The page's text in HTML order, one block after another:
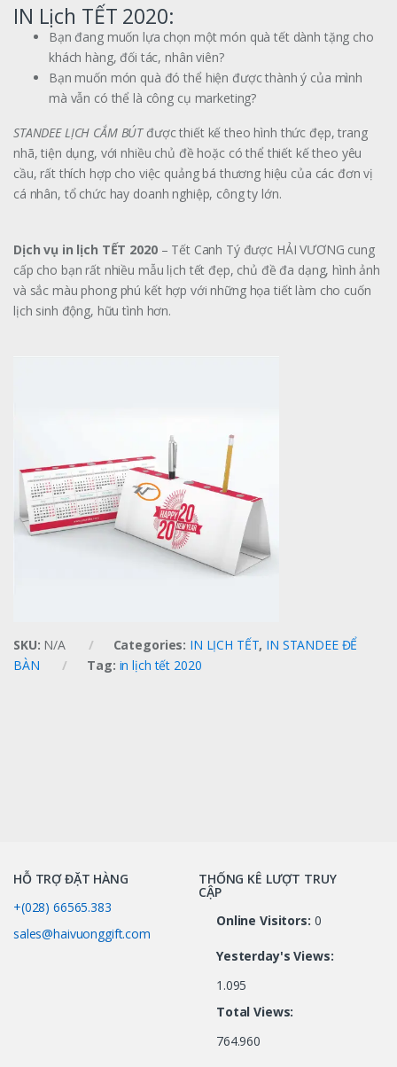
IN Lịch TẾT 2020:
Bạn đang muốn lựa chọn một món quà tết dành tặng cho
khách hàng, đối tác, nhân viên?
Bạn muốn món quà đó thể hiện được thành ý của mình
mà vẫn có thể là công cụ marketing?
STANDEE LỊCH CẮM BÚTđược thiết kế theo hình thức đẹp, trang
nhã, tiện dụng, với nhiều chủ đề hoặc có thể thiết kế theo yêu
cầu, rất thích hợp cho việc quảng bá thương hiệu của các đơn vị
cá nhân, tổ chức hay doanh nghiệp, công ty lớn.
Dịch vụ in lịch TẾT 2020– Tết Canh Tý được HẢI VƯƠNG cung
cấp cho bạn rất nhiều mẫu lịch tết đẹp, chủ đề đa dạng, hình ảnh
và sắc màu phong phú kết hợp với những họa tiết làm cho cuốn
lịch sinh động, hữu tình hơn.
SKU: N/A Categories: IN LỊCH TẾT, IN STANDEE ĐỂ
BÀN
Tag: in lịch tết 2020
HỖ TRỢ ĐẶT HÀNG
+(028) 66565.383
sales@haivuonggift.com
THỐNG KÊ LƯỢT TRUY
CẬP
Online Visitors: 0
Yesterday's Views:
1.095
Total Views:
764.960